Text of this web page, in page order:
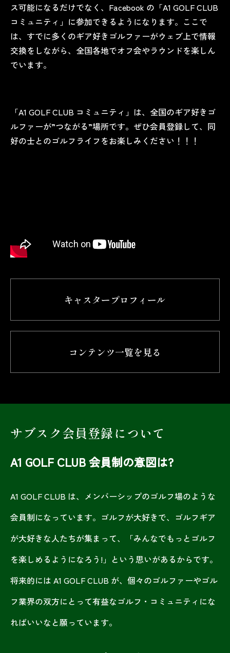
ス可能になるだけでなく、Facebook の「A1 GOLF CLUB
コミュニティ」に参加できるようになります。ここで
は、すでに多くのギア好きゴルファーがウェブ上で情報
交換をしながら、全国各地でオフ会やラウンドを楽しん
でいます。
「A1 GOLF CLUB コミュニティ」は、全国のギア好きゴ
ルファーが”つながる”場所です。ぜひ会員登録して、同
好の士とのゴルフライフをお楽しみください！！！
キャスタープロフィール
コンテンツ一覧を見る
サブスク会員登録について
A1 GOLF CLUB 会員制の意図は?
A1 GOLF CLUB は、メンバーシップのゴルフ場のような
会員制になっています。ゴルフが大好きで、ゴルフギア
が大好きな人たちが集まって、「みんなでもっとゴルフ
を楽しめるようになろう!」という思いがあるからです。
将来的には A1 GOLF CLUB が、個々のゴルファーやゴル
フ業界の双方にとって有益なゴルフ・コミュニティにな
ればいいなと願っています。